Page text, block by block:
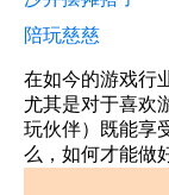
陪玩慈慈
在如今的游戏行
尤其是对于喜欢
玩伙伴）既能享
么，如何才能做